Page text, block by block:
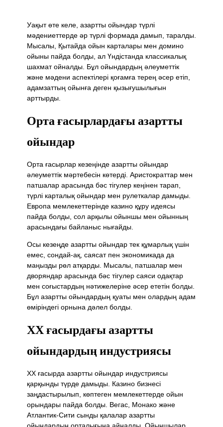
Уақыт өте келе, азартты ойындар түрлі
мәдениеттерде әр түрлі формада дамып, таралды.
Мысалы, Қытайда ойын карталары мен домино
ойыны пайда болды, ал Үндістанда классикалық
шахмат ойналды. Бұл ойындардың әлеуметтік
және мәдени аспектілері қоғамға терең әсер етіп,
адамзаттың ойынға деген қызығушылығын
арттырды.
Орта ғасырлардағы азартты
ойындар
Орта ғасырлар кезеңінде азартты ойындар
әлеуметтік мәртебесін көтерді. Аристократтар мен
патшалар арасында бәс тігулер кеңінен тарап,
түрлі карталық ойындар мен рулеткалар дамыды.
Европа мемлекеттерінде казино құру идеясы
пайда болды, сол арқылы ойыншы мен ойынның
арасындағы байланыс нығайды.
Осы кезеңде азартты ойындар тек құмарлық үшін
емес, сондай-ақ, саясат пен экономикада да
маңызды рөл атқарды. Мысалы, патшалар мен
дворяндар арасында бәс тігулер саяси одақтар
мен соғыстардың нәтижелеріне әсер ететін болды.
Бұл азартты ойындардың қуаты мен олардың адам
өміріндегі орнына дәлел болды.
ХХ ғасырдағы азартты
ойындардың индустриясы
ХХ ғасырда азартты ойындар индустриясы
қарқынды түрде дамыды. Казино бизнесі
заңдастырылып, көптеген мемлекеттерде ойын
орындары пайда болды. Вегас, Монако және
Атлантик-Сити сынды қалалар азартты